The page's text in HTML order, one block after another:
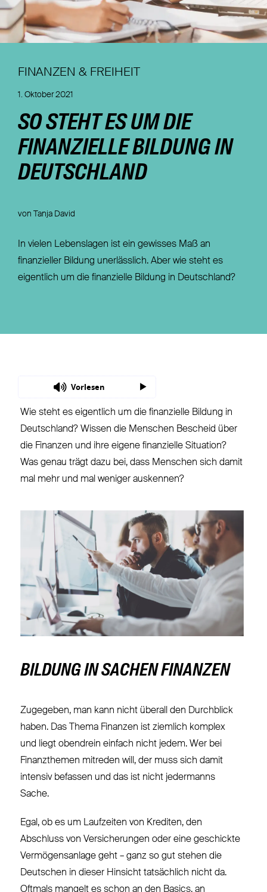
Nachhaltigkeit
FINANZEN & FREIHEIT
1. Oktober 2021
SO STEHT ES UM DIE
FINANZIELLE BILDUNG IN
DEUTSCHLAND
von Tanja David
In vielen Lebenslagen ist ein gewisses Maß an
finanzieller Bildung unerlässlich. Aber wie steht es
eigentlich um die finanzielle Bildung in Deutschland?
Vorlesen
Wie steht es eigentlich um die finanzielle Bildung in
Deutschland? Wissen die Menschen Bescheid über
die Finanzen und ihre eigene finanzielle Situation?
Was genau trägt dazu bei, dass Menschen sich damit
mal mehr und mal weniger auskennen?
BILDUNG IN SACHEN FINANZEN
Zugegeben, man kann nicht überall den Durchblick
haben. Das Thema Finanzen ist ziemlich komplex
und liegt obendrein einfach nicht jedem. Wer bei
Finanzthemen mitreden will, der muss sich damit
intensiv befassen und das ist nicht jedermanns
Sache.
Egal, ob es um Laufzeiten von Krediten, den
Abschluss von Versicherungen oder eine geschickte
Vermögensanlage geht – ganz so gut stehen die
Deutschen in dieser Hinsicht tatsächlich nicht da.
Oftmals mangelt es schon an den Basics, an